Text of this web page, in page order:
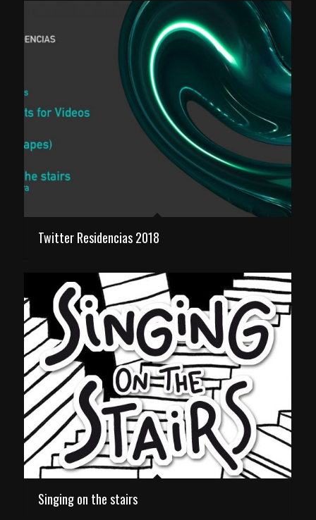
Twitter Residencias 2018
Singing on the stairs